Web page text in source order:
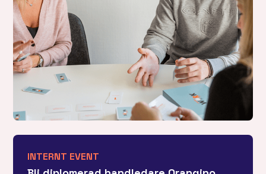
INTERNT EVENT